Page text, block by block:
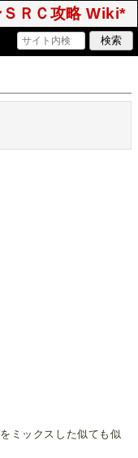
ＳＲＣ攻略 Wiki*
ミックスした似ても似